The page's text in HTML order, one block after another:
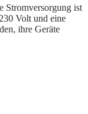
Stromversorgung ist
Volt und eine
ihre Geräte